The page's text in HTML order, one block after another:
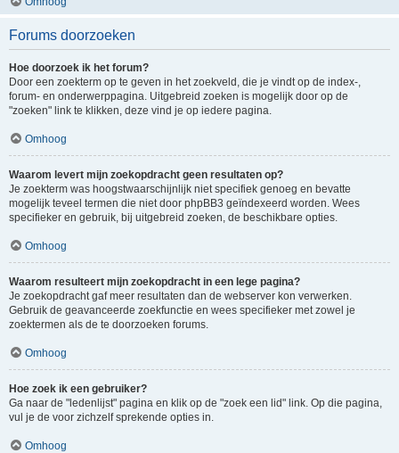
Forums doorzoeken
Hoe doorzoek ik het forum?
Door een zoekterm op te geven in het zoekveld, die je vindt op de index-,
forum- en onderwerppagina. Uitgebreid zoeken is mogelijk door op de
"zoeken" link te klikken, deze vind je op iedere pagina.
Omhoog
Waarom levert mijn zoekopdracht geen resultaten op?
Je zoekterm was hoogstwaarschijnlijk niet specifiek genoeg en bevatte
mogelijk teveel termen die niet door phpBB3 geïndexeerd worden. Wees
specifieker en gebruik, bij uitgebreid zoeken, de beschikbare opties.
Omhoog
Waarom resulteert mijn zoekopdracht in een lege pagina?
Je zoekopdracht gaf meer resultaten dan de webserver kon verwerken.
Gebruik de geavanceerde zoekfunctie en wees specifieker met zowel je
zoektermen als de te doorzoeken forums.
Omhoog
Hoe zoek ik een gebruiker?
Ga naar de "ledenlijst" pagina en klik op de "zoek een lid" link. Op die pagina,
vul je de voor zichzelf sprekende opties in.
Omhoog